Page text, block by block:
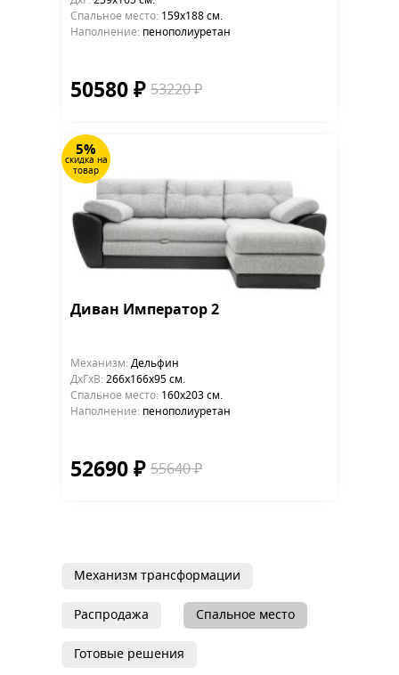
Cпальное место: 159х188 см.
Наполнение: пенополиуретан
50580 ₽ 53220 ₽
5%
скидка на
товар
Диван Император 2
Механизм: Дельфин
ДхГхВ: 266х166x95 см.
Cпальное место: 160х203 см.
Наполнение: пенополиуретан
52690 ₽ 55640 ₽
Механизм трансформации
Распродажа Спальное место
Готовые решения